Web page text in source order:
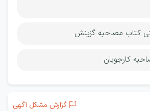
کتاب مصاحبه گزینش
کارجویان
گزارش مشکل آگهی